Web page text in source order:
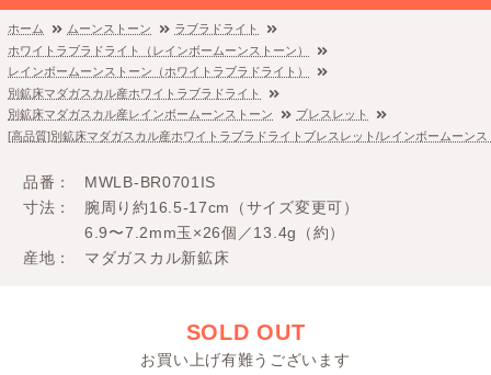
ホーム ムーンストーン
ラブラドライト
ホワイトラブラドライト（レインボームーンストーン）
レインボームーンストーン（ホワイトラブラドライト）
別鉱床マダガスカル産ホワイトラブラドライト
別鉱床マダガスカル産レインボームーンストーン
ブレスレット
[高品質]別鉱床マダガスカル産ホワイトラブラドライトブレスレット/レインボームーン
品番
MWLB-BR0701IS
寸法
腕周り約16.5-17cm（サイズ変更可）
6.9〜7.2mm玉×26個／13.4g（約）
産地
マダガスカル新鉱床
SOLD OUT
お買い上げ有難うございます